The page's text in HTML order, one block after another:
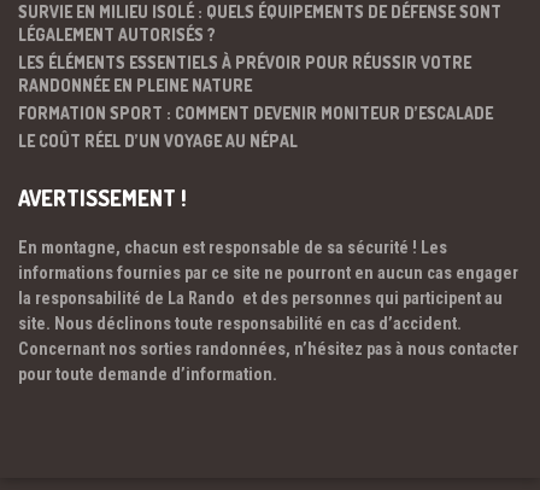
SURVIE EN MILIEU ISOLÉ : QUELS ÉQUIPEMENTS DE DÉFENSE SONT
LÉGALEMENT AUTORISÉS ?
LES ÉLÉMENTS ESSENTIELS À PRÉVOIR POUR RÉUSSIR VOTRE
RANDONNÉE EN PLEINE NATURE
FORMATION SPORT : COMMENT DEVENIR MONITEUR D’ESCALADE
LE COÛT RÉEL D’UN VOYAGE AU NÉPAL
AVERTISSEMENT !
En montagne, chacun est responsable de sa sécurité ! Les
informations fournies par ce site ne pourront en aucun cas engager
la responsabilité de La Rando et des personnes qui participent au
site. Nous déclinons toute responsabilité en cas d’accident.
Concernant nos sorties randonnées, n’hésitez pas à nous contacter
pour toute demande d’information.